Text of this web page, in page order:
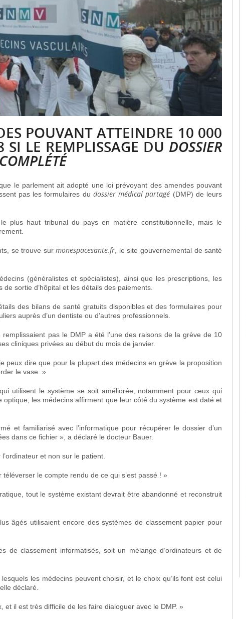
POUVANT ATTEINDRE 10 000
LE REMPLISSAGE DU DOSSIER
le parlement ait adopté une loi prévoyant des amendes pouvant
pas les formulaires du dossier médical partagé (DMP) de leurs
plus haut tribunal du pays en matière constitutionnelle, mais le
se trouve surmonespacesante.fr , le site gouvernemental de santé
(généralistes et spécialistes), ainsi que les prescriptions, les
sortie d’hôpital et les détails des paiements.
des bilans de santé gratuits disponibles et des formulaires pour
auprès d’un dentiste ou d’autres professionnels.
pas le DMP a été l’une des raisons de la grève de 10
cliniques privées au début du mois de janvier.
peux dire que pour la plupart des médecins en grève la proposition
le vase. »
utilisent le système se soit améliorée, notamment pour ceux qui
optique, les médecins affirment que leur côté du système est daté et
et familiarisé avec l’informatique pour récupérer le dossier d’un
dans ce fichier », a déclaré le docteur Bauer.
et non sur le patient.
le compte rendu de ce qui s’est passé ! »
tout le système existant devrait être abandonné et reconstruit
âgés utilisaient encore des systèmes de classement papier pour
de classement informatisés, soit un mélange d’ordinateurs et de
les médecins peuvent choisir, et le choix qu’ils font est celui
déclaré.
il est très difficile de les faire dialoguer avec le DMP. »